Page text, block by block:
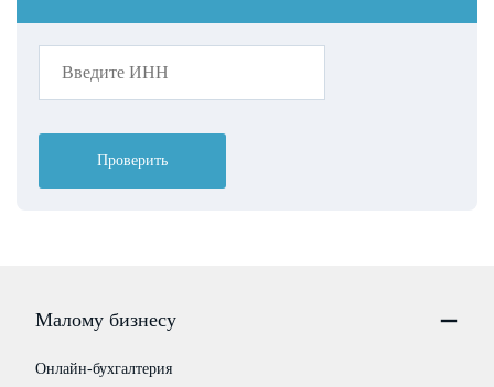
Проверить
Малому бизнесу
Онлайн-бухгалтерия